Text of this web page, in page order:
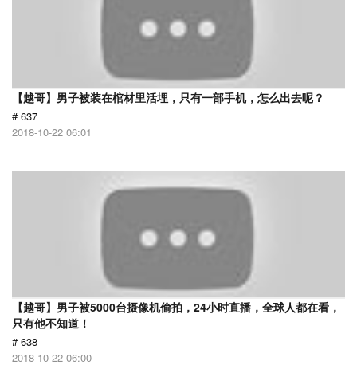
【越哥】男子被装在棺材里活埋，只有一部手机，怎么出去呢？
# 637
2018-10-22 06:01
【越哥】男子被5000台摄像机偷拍，24小时直播，全球人都在看，
只有他不知道！
# 638
2018-10-22 06:00